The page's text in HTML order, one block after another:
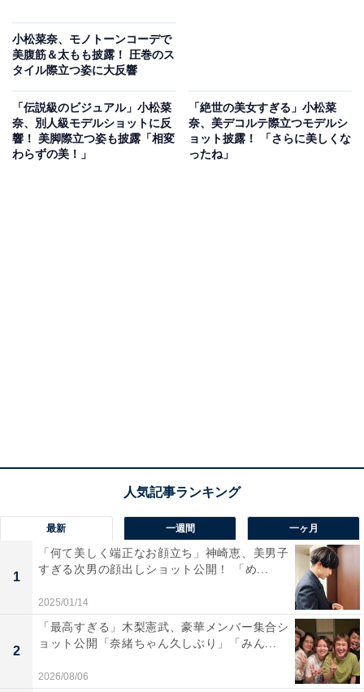
小松菜奈、モノトーンコーデで
美腹筋＆太もも披露！ 圧巻のス
タイル際立つ姿に大反響
「伝説級のビジュアル」小松菜
奈、別人級モデルショットに反
響！ 美脚際立つ姿も披露「相変
わらずの美！」
「絶世の美女すぎる」小松菜
奈、美デコルテ際立つモデルシ
ョット披露！ 「さらに美しくな
ったね」
最新 一週間 一ヶ月
1
「何て美しく端正なお顔立ち」神崎恵、美男子
すぎる次男の顔出しショット公開！ 「め...
2025/01/14
2
「最高すぎる」木梨憲武、豪華メンバー集合シ
ョット公開「奈緒ちゃん久しぶり」「みん...
2026/08/06